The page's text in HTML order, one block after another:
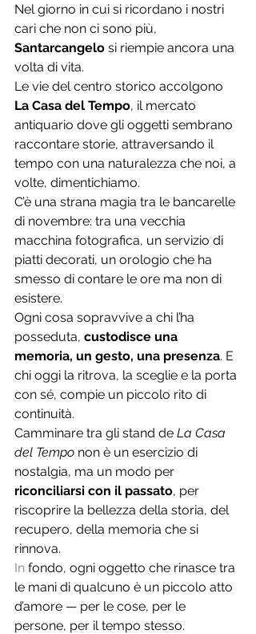
Nel giorno in cui si ricordano i nostri
cari che non ci sono più,
Santarcangelo si riempie ancora una
volta di vita.
Le vie del centro storico accolgono
La Casa del Tempo, il mercato
antiquario dove gli oggetti sembrano
raccontare storie, attraversando il
tempo con una naturalezza che noi, a
volte, dimentichiamo.
C’è una strana magia tra le bancarelle
di novembre: tra una vecchia
macchina fotografica, un servizio di
piatti decorati, un orologio che ha
smesso di contare le ore ma non di
esistere.
Ogni cosa sopravvive a chi l’ha
posseduta, custodisce una
memoria, un gesto, una presenza. E
chi oggi la ritrova, la sceglie e la porta
con sé, compie un piccolo rito di
continuità.
Camminare tra gli stand de La Casa
del Tempo non è un esercizio di
nostalgia, ma un modo per
riconciliarsi con il passato, per
riscoprire la bellezza della storia, del
recupero, della memoria che si
rinnova.
In fondo, ogni oggetto che rinasce tra
le mani di qualcuno è un piccolo atto
d’amore — per le cose, per le
persone, per il tempo stesso.